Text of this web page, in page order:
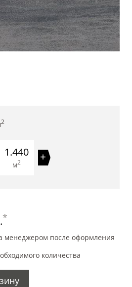
2
1.440
м2 +
*
менеджером после оформления
количества